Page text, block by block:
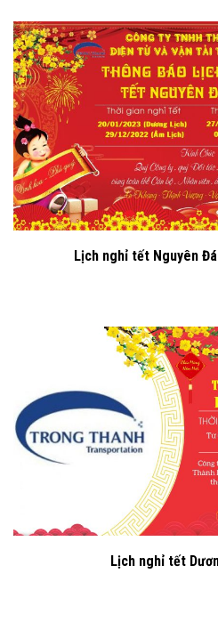
Lịch nghỉ tết Nguyên
Lịch nghỉ tết